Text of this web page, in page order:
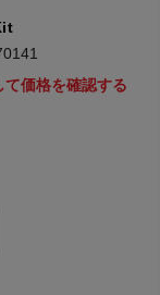
て価格を確認する